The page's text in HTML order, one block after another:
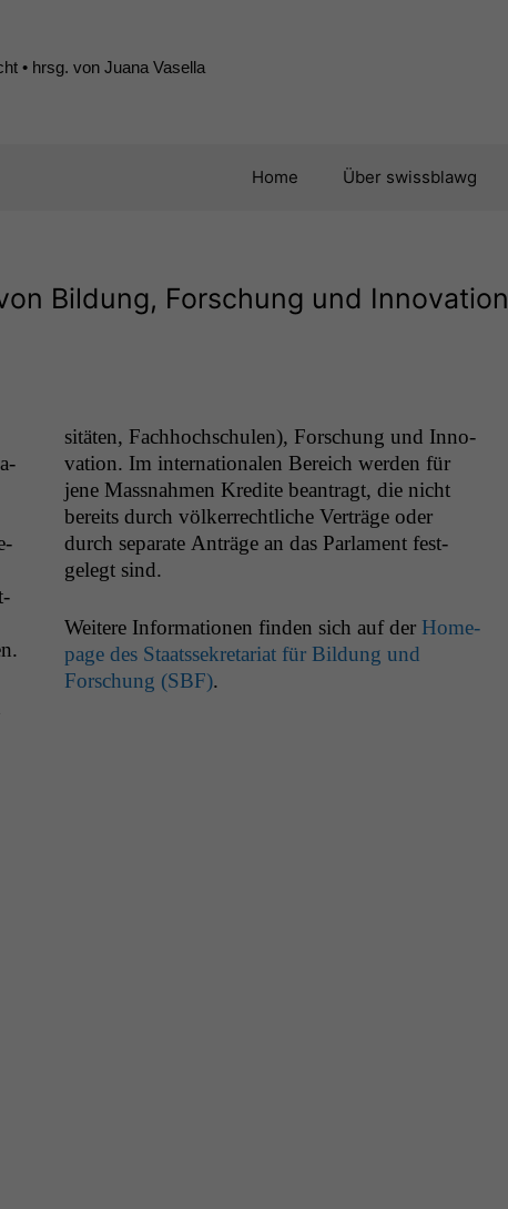
• hrsg. von Juana Vasella
Home Über swissblawg
Bildung, Forschung und Innovation
sitäten, Fach­hochschulen), Forschung und Inno­
va­tion. Im inter­na­tionalen Bere­ich wer­den für
jene Mass­nah­men Kred­ite beantragt, die nicht
bere­its durch völk­er­rechtliche Verträge oder
durch sep­a­rate Anträge an das Par­la­ment fest­
gelegt sind.
Weit­ere Infor­ma­tio­nen find­en sich auf der Home­
page des Staatssekre­tari­at für Bil­dung und
Forschung (SBF).